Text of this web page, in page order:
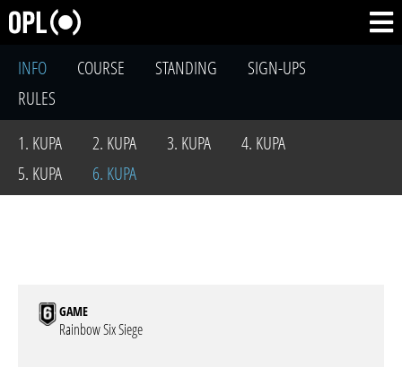
INFO COURSE STANDING
SIGN-UPS
RULES
1. KUPA
2. KUPA 3. KUPA
4. KUPA
5. KUPA
6. KUPA
GAME
Rainbow Six Siege